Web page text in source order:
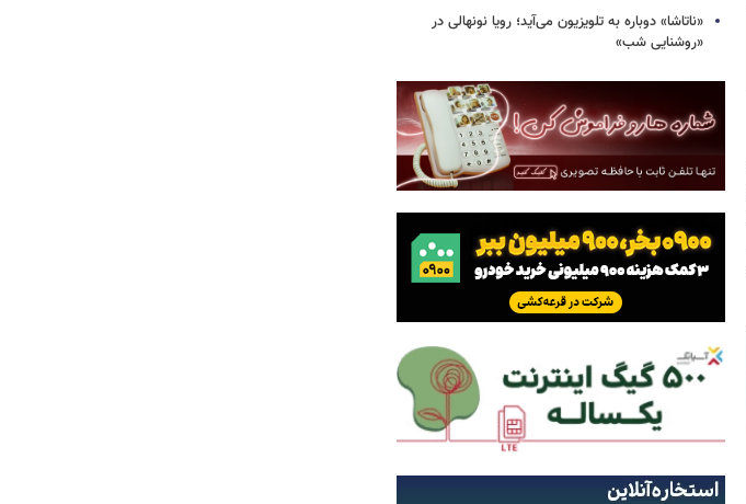
«ناتاشا» دوباره به تلویزیون می‌آید؛ رویا نونهالی در
«روشنایی شب»